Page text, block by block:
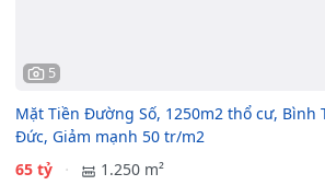
5
Mặt Tiền Đường Số, 1250m2 thổ cư, Bình
Đức, Giảm mạnh 50 tr/m2
65 tỷ
1.250 m²